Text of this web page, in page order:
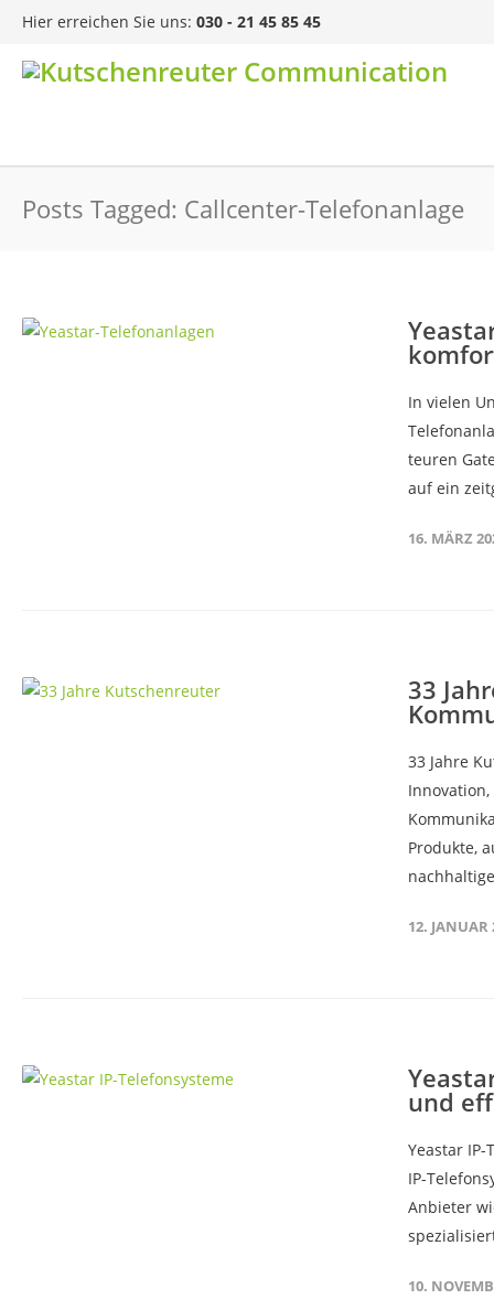
Hier erreichen Sie uns: 030 - 21 45 85 45
Posts Tagged: Callcenter-Telefonanlage
In vielen
teuren
auf ein
16. MÄRZ
33
33 Jahre
Produkte,
12. JANUAR
und
Yeastar
IP-
Anbieter
10.